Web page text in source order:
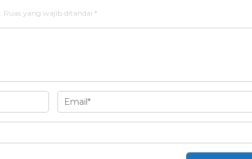
Ruas yang wajib ditandai *